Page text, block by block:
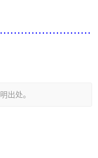
出处。